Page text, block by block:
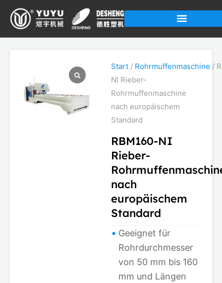
Zum
Inhalt
Start/ Rohrmuffenmaschine /
NI Rieber-
Rohrmuffenmaschine
nach europäischem
Standard
RBM160-NI
Rieber-
nach
europäischem
Standard
Geeignet für
Rohrdurchmesser
von 50 mm bis 160
mm und Längen